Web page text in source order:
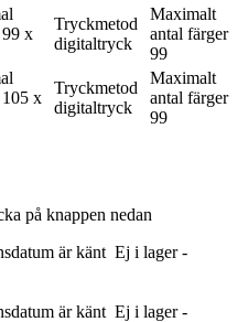
99 x
Tryckmetod
digitaltryck
Maximalt
antal färger
99
105 x
Tryckmetod
digitaltryck
Maximalt
antal färger
99
på knappen nedan
är känt Ej i lager -
är känt Ej i lager -